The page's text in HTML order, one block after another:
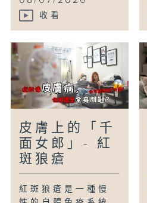
收看
皮膚上的「千
面女郎」- 紅
斑狼瘡
紅斑狼瘡是一種慢